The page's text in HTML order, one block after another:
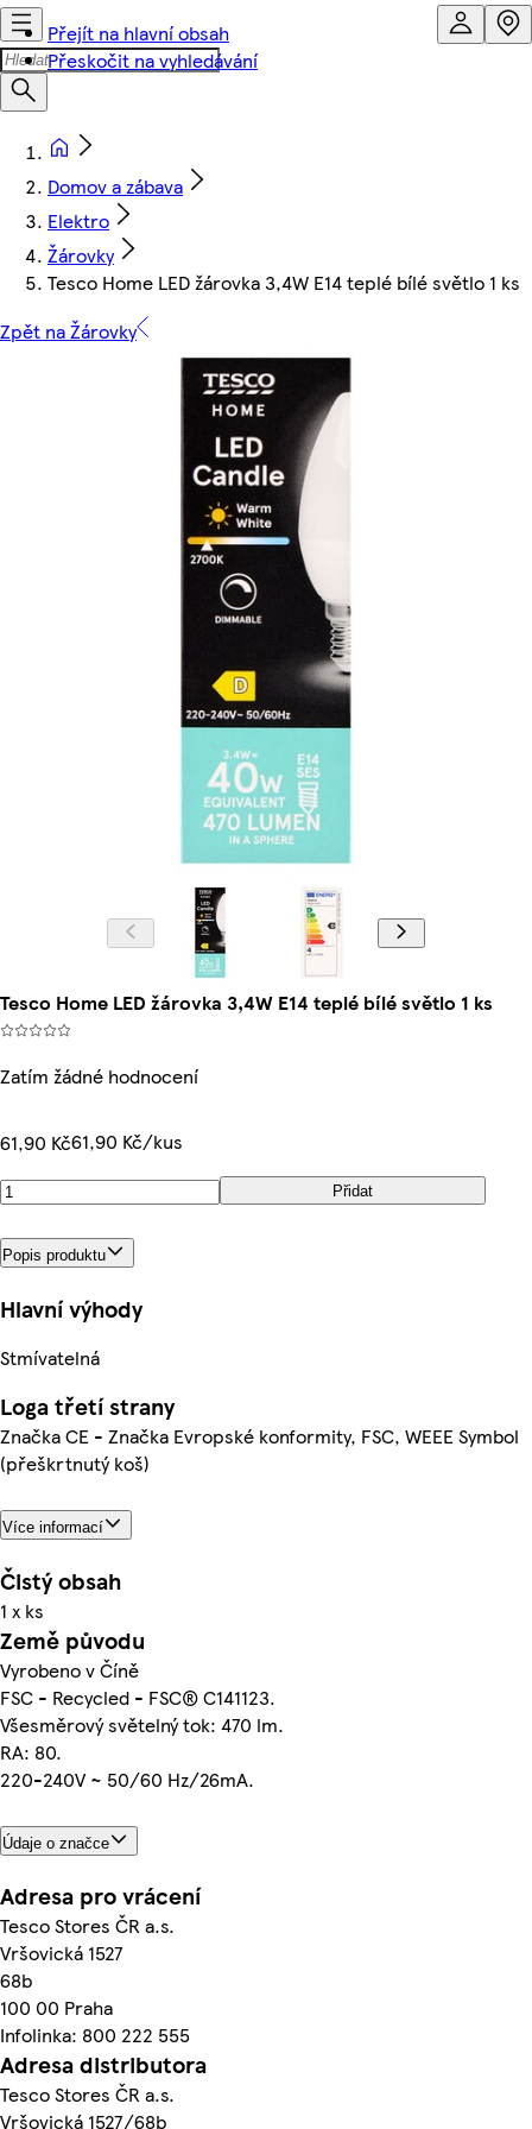
Přejít na hlavní obsah
Přeskočit na vyhledávání
Domov a zábava
Elektro
Žárovky
Tesco Home LED žárovka 3,4W E14 teplé bílé světlo 1 ks
Zpět na Žárovky
Tesco Home LED žárovka 3,4W E14 teplé bílé světlo 1 ks
Zatím žádné hodnocení
61,90 Kč61,90 Kč/kus
Přidat
Popis produktu
Hlavní výhody
Stmívatelná
Loga třetí strany
Značka CE - Značka Evropské konformity, FSC, WEEE Symbol
(přeškrtnutý koš)
Více informací
Čistý obsah
1 x ks
Země původu
Vyrobeno v Číně
FSC - Recycled - FSC® C141123.
Všesměrový světelný tok: 470 lm.
RA: 80.
220-240V ~ 50/60 Hz/26mA.
Údaje o značce
Adresa pro vrácení
Tesco Stores ČR a.s.
Vršovická 1527
68b
100 00 Praha
Infolinka: 800 222 555
Adresa distributora
Tesco Stores ČR a.s.
Vršovická 1527/68b